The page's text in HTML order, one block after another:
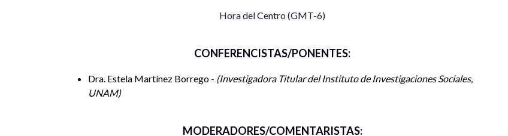
Hora del Centro (GMT-6)
CONFERENCISTAS/PONENTES:
Dra. Estela Martínez Borrego - Investigadora Titular del Instituto de Investigaciones Sociales,
UNAM
MODERADORES/COMENTARISTAS: